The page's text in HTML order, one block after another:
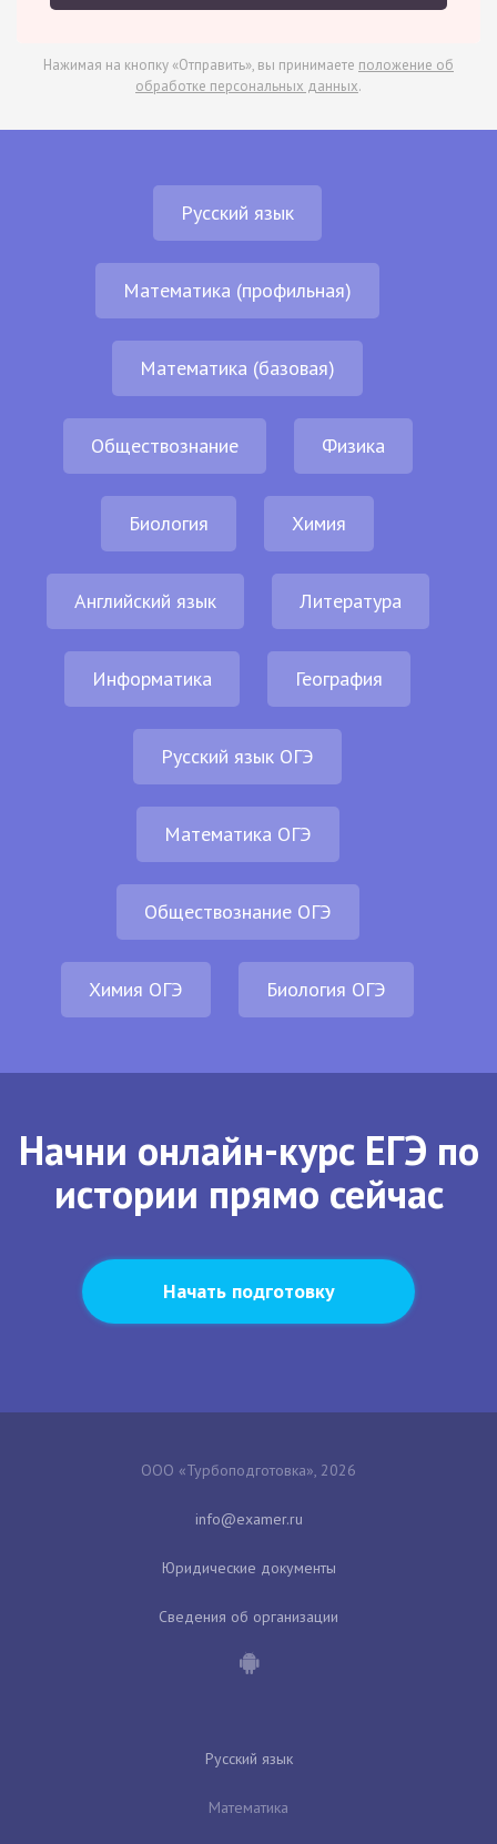
Нажимая на кнопку «Отправить», вы принимаете положение об
обработке персональных данных.
Русский язык
Математика (профильная)
Математика (базовая)
Обществознание Физика
Биология Химия
Английский язык Литература
Информатика География
Русский язык ОГЭ
Математика ОГЭ
Обществознание ОГЭ
Химия ОГЭ Биология ОГЭ
Начни онлайн-курс ЕГЭ по
истории прямо сейчас
Начать подготовку
ООО «Турбоподготовка», 2026
Юридические документы
Сведения об организации
Русский язык
Математика